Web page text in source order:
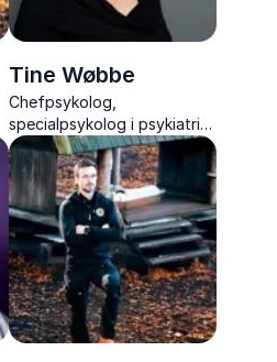
Tine Wøbbe
Chefpsykolog,
specialpsykolog i psykiatri
samt specialist og
supervisor i psykopatologi
og psykoterapi